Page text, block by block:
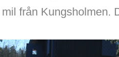
från Kungsholmen.